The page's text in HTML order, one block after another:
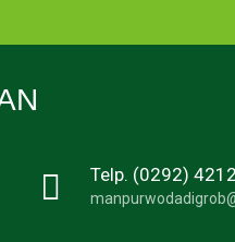
1
Telp. (0292)